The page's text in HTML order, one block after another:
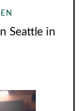
Seattle in